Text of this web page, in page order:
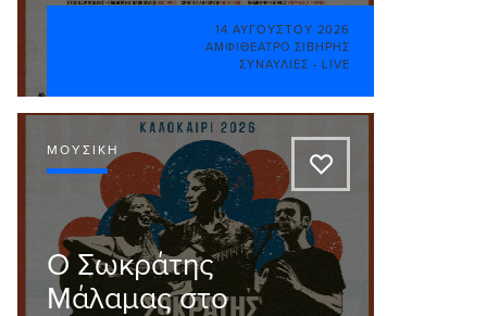
14 ΑΥΓΟΎΣΤΟΥ 2026
ΑΜΦΙΘΈΑΤΡΟ ΣΊΒΗΡΗΣ
ΣΥΝΑΥΛΊΕΣ - LIVE
ΜΟΥΣΙΚΉ
A
O Σωκράτης
Μάλαμας στο